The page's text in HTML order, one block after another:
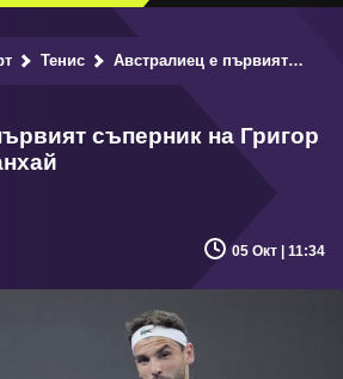
Тенис Австралиец е първият съперник на Григор Димитров в Шанхай
съперник на Григор
05 Окт | 11:34